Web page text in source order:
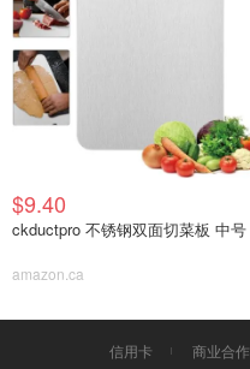
$9.40
ckductpro 不锈钢双面切菜板 中号
amazon.ca
信用卡 商业合作